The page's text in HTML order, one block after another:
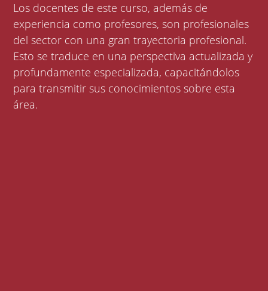
Los docentes de este curso, además de
experiencia como profesores, son profesionales
del sector con una gran trayectoria profesional.
Esto se traduce en una perspectiva actualizada y
profundamente especializada, capacitándolos
para transmitir sus conocimientos sobre esta
área.